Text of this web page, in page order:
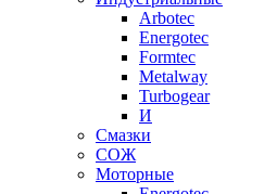
Arbotec
Energotec
Formtec
Metalway
Turbogear
И
Смазки
СОЖ
Моторные